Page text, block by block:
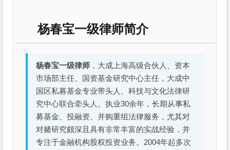
杨春宝一级律师简介
杨春宝一级律师 ，大成上海高级合伙人、资本
市场部主任、国资基金研究中心主任，大成中
国区私募基金专业带头人、科技与文化法律研
究中心联合牵头人。执业30余年，长期从事私
募基金、投融资、并购重组法律服务，尤其对
对赌研究颇深且具有非常丰富的实战经验，并
专注于金融机构股权投资业务。2004年起多次